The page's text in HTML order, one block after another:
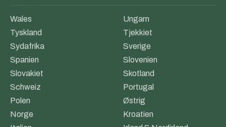
Wales
Ungarn
Tyskland
Tjekkiet
Sydafrika
Sverige
Spanien
Slovenien
Slovakiet
Skotland
Schweiz
Portugal
Polen
Østrig
Norge
Kroatien